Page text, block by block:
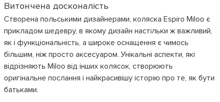
Витончена досконалість
Створена польськими дизайнерами, коляска Espiro Miloo є
прикладом шедевру, в якому дизайн настільки ж важливий,
як і функціональність, а широке оснащення є чимось
більшим, ніж просто аксесуаром. Унікальні аспекти, які
відрізняють Miloo від інших колясок, створюють
оригінальне послання і найкрасивішу історію про те, як бути
батьками.